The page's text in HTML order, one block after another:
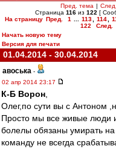
Пред. тема |
Страница 116из 122 [
На страницу Пред. 1 113 114
122
След.
Начать новую тему
Версия для печати
01.04.2014 - 30.04.2014
авоська -
02 апр 2014 23:17
К-Б Ворон
Олег,по сути вы с Антоном
Просто мы все живые люди
болелы обязаны умирать на
команду не всегда